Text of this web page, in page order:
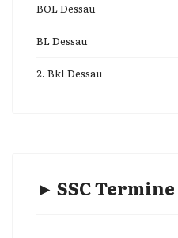
BOL Dessau
BL Dessau
2. Bkl Dessau
► SSC Termine